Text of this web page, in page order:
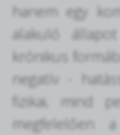
hanem egy
alakuló
krónikus
negatív -
fizikai, mind
megfelelően